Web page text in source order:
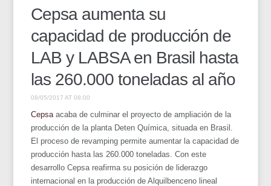
Cepsa aumenta su
capacidad de producción de
LAB y LABSA en Brasil hasta
las 260.000 toneladas al año
08/05/2017 AT 08:00
Cepsaacaba de culminar el proyecto de ampliación de la
producción de la planta Deten Química, situada en Brasil.
El proceso de revamping permite aumentar la capacidad de
producción hasta las 260.000 toneladas. Con este
desarrollo Cepsa reafirma su posición de liderazgo
internacional en la producción de Alquilbenceno lineal